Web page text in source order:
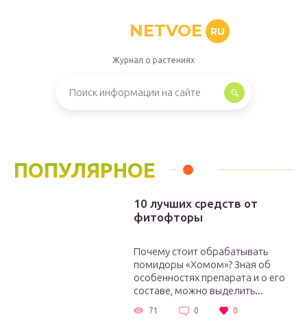
NETVOE RU
Журнал о растениях
ПОПУЛЯРНОЕ
10 лучших средств от
фитофторы
Почему стоит обрабатывать
помидоры «Хомом»? Зная об
особенностях препарата и о его
составе, можно выделить...
71 0 0